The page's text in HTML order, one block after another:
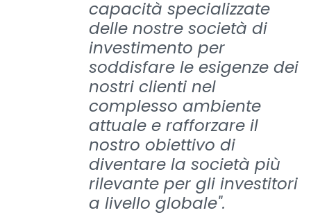
capacità specializzate
delle nostre società di
investimento per
soddisfare le esigenze dei
nostri clienti nel
complesso ambiente
attuale e rafforzare il
nostro obiettivo di
diventare la società più
rilevante per gli investitori
a livello globale".